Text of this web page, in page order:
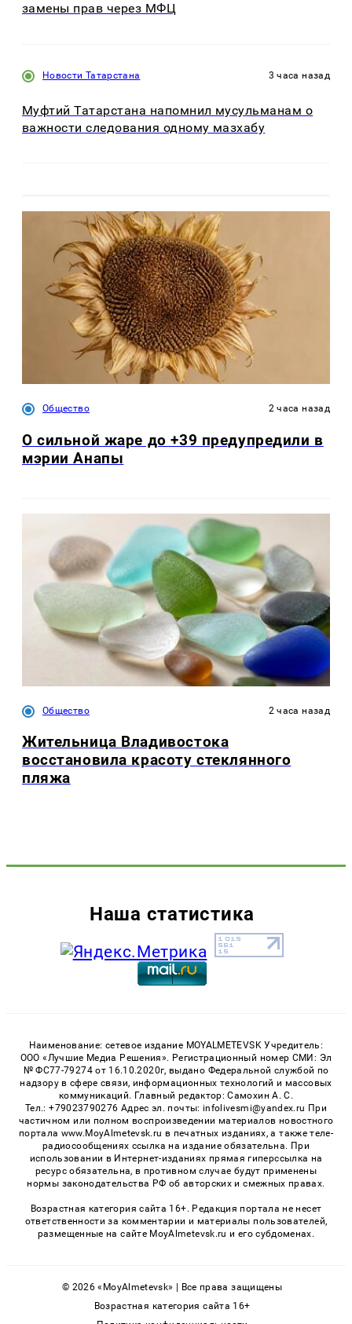
замены прав через МФЦ
Новости Татарстана 3 часа назад
Муфтий Татарстана напомнил мусульманам о
важности следования одному мазхабу
Общество 2 часа назад
О сильной жаре до +39 предупредили в
мэрии Анапы
Общество 2 часа назад
Жительница Владивостока
восстановила красоту стеклянного
пляжа
Наша статистика
Наименование: сетевое издание MOYALMETEVSK Учредитель:
ООО «Лучшие Медиа Решения». Регистрационный номер СМИ: Эл
№ ФС77-79274 от 16.10.2020г, выдано Федеральной службой по
надзору в сфере связи, информационных технологий и массовых
коммуникаций. Главный редактор: Самохин А. С.
Тел.: +79023790276 Адрес эл. почты: infolivesmi@yandex.ru При
частичном или полном воспроизведении материалов новостного
портала www.MoyAlmetevsk.ru в печатных изданиях, а также теле-
радиосообщениях ссылка на издание обязательна. При
использовании в Интернет-изданиях прямая гиперссылка на
ресурс обязательна, в противном случае будут применены
нормы законодательства РФ об авторских и смежных правах.
Возрастная категория сайта 16+. Редакция портала не несет
ответственности за комментарии и материалы пользователей,
размещенные на сайте MoyAlmetevsk.ru и его субдоменах.
© 2026 «MoyAlmetevsk» | Все права защищены
Возрастная категория сайта 16+